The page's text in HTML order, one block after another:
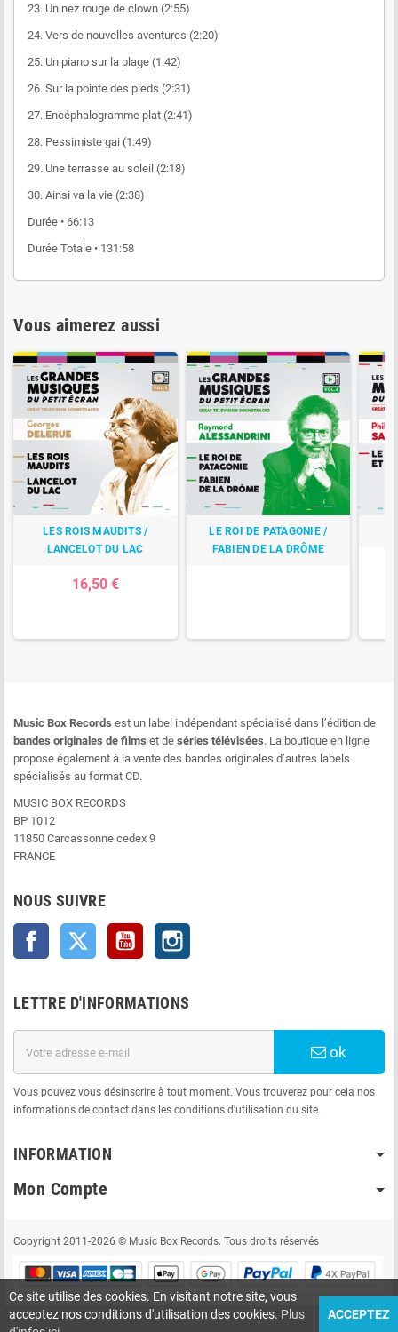
23. Un nez rouge de clown (2:55)
24. Vers de nouvelles aventures (2:20)
25. Un piano sur la plage (1:42)
26. Sur la pointe des pieds (2:31)
27. Encéphalogramme plat (2:41)
28. Pessimiste gai (1:49)
29. Une terrasse au soleil (2:18)
30. Ainsi va la vie (2:38)
Durée • 66:13
Durée Totale • 131:58
Vous aimerez aussi
LES ROIS MAUDITS /
LANCELOT DU LAC
16,50 €
LE ROI DE PATAGONIE /
FABIEN DE LA DRÔME
Music Box Records est un label indépendant spécialisé dans l’édition de
bandes originales de films et de séries télévisées. La boutique en ligne
propose également à la vente des bandes originales d’autres labels
spécialisés au format CD.
MUSIC BOX RECORDS
BP 1012
11850 Carcassonne cedex 9
FRANCE
NOUS SUIVRE
Facebook Twitter YouTube
LETTRE D'INFORMATIONS
ok
Vous pouvez vous désinscrire à tout moment. Vous trouverez pour cela nos
informations de contact dans les conditions d'utilisation du site.
INFORMATION
Mon Compte
Copyright 2011-2026 © Music Box Records. Tous droits réservés
Ce site utilise des cookies. En visitant notre site, vous
acceptez nos conditions d'utilisation des cookies. Plus
ACCEPTEZ